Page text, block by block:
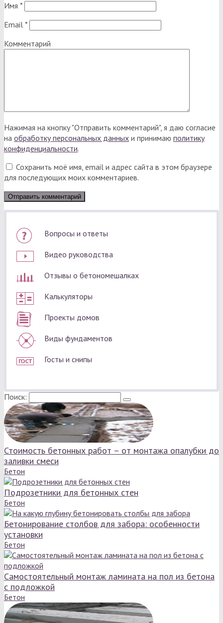
Имя *
Email *
Комментарий
Нажимая на кнопку "Отправить комментарий", я даю согласие
на обработку персональных данных и принимаю политику
конфиденциальности.
Сохранить моё имя, email и адрес сайта в этом браузере
для последующих моих комментариев.
Вопросы и ответы
Видео руководства
Отзывы о бетономешалках
Калькуляторы
Проекты домов
Виды фундаментов
Госты и снипы
Поиск:
Стоимость бетонных работ – от монтажа опалубки до
заливки смеси
Бетон
Подрозетники для бетонных стен
Бетон
Бетонирование столбов для забора: особенности
установки
Бетон
Самостоятельный монтаж ламината на пол из бетона
с подложкой
Бетон